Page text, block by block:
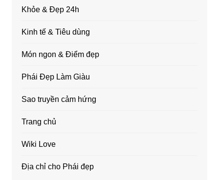
Khỏe & Đẹp 24h
Kinh tế & Tiêu dùng
Món ngon & Điểm đẹp
Phái Đẹp Làm Giàu
Sao truyền cảm hứng
Trang chủ
Wiki Love
Địa chỉ cho Phái đẹp